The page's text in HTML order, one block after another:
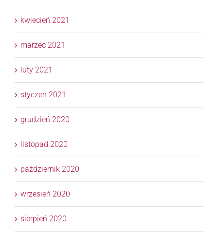
kwiecień 2021
marzec 2021
luty 2021
styczeń 2021
grudzień 2020
listopad 2020
październik 2020
wrzesień 2020
sierpień 2020